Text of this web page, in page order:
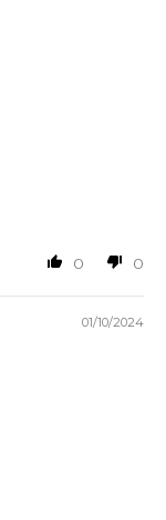
0 0
01/10/2024